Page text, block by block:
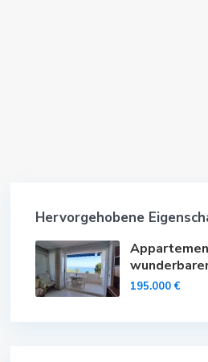
Hervorgehobene
195.000 €